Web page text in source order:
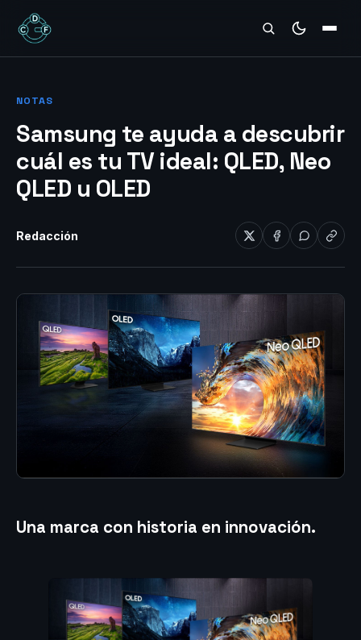
REVIEWS
NOTAS
Samsung te ayuda a descubrir
cuál es tu TV ideal: QLED, Neo
QLED u OLED
Redacción
Una marca con historia en innovación.